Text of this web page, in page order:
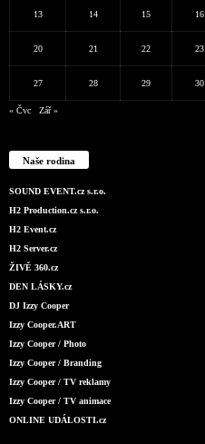
13 14 15 16
20 21 22 23
27 28 29 30
« Čvc Zář »
Naše rodina
SOUND EVENT.cz s.r.o.
H2 Production.cz s.r.o.
H2 Event.cz
H2 Server.cz
ŽIVĚ 360.cz
DEN LÁSKY.cz
DJ Izzy Cooper
Izzy Cooper.ART
Izzy Cooper / Photo
Izzy Cooper / Branding
Izzy Cooper / TV reklamy
Izzy Cooper / TV animace
ONLINE UDÁLOSTI.cz